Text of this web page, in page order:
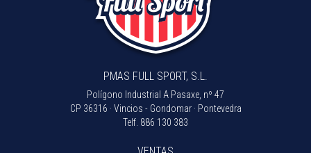
PMAS FULL SPORT, S.L.
Polígono Industrial A Pasaxe, nº 47
CP 36316 · Vincios - Gondomar · Pontevedra
Telf. 886 130 383